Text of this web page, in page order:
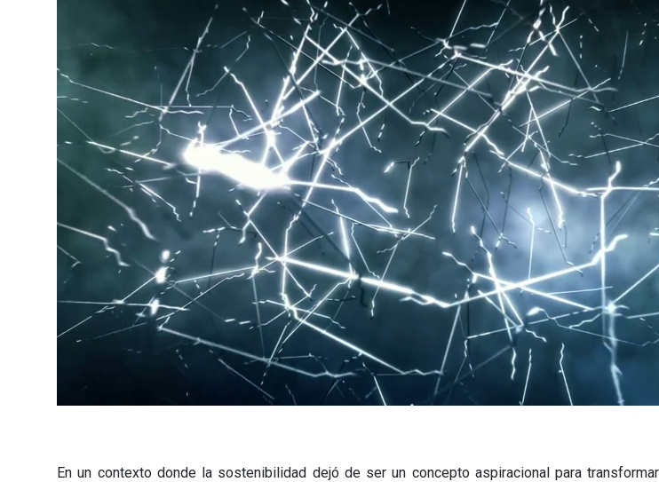
En un contexto donde la sostenibilidad dejó de ser un concepto aspiracional para